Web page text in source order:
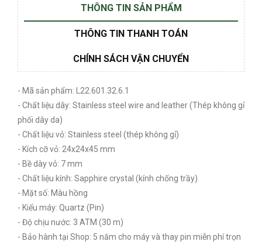
THÔNG TIN SẢN PHẨM
THÔNG TIN THANH TOÁN
CHÍNH SÁCH VẬN CHUYỂN
- Mã sản phẩm: L22.601.32.6.1
- Chất liệu dây: Stainless steel wire and leather (Thép không gỉ
phối dây da)
- Chất liệu vỏ: Stainless steel (thép không gỉ)
- Kích cỡ vỏ: 24x24x45 mm
- Bề dày vỏ: 7 mm
- Chất liệu kính: Sapphire crystal (kính chống trầy)
- Mặt số: Màu hồng
- Kiểu máy: Quartz (Pin)
- Độ chịu nước: 3 ATM (30 m)
- Bảo hành tại Shop: 5 năm cho máy và thay pin miễn phí trọn